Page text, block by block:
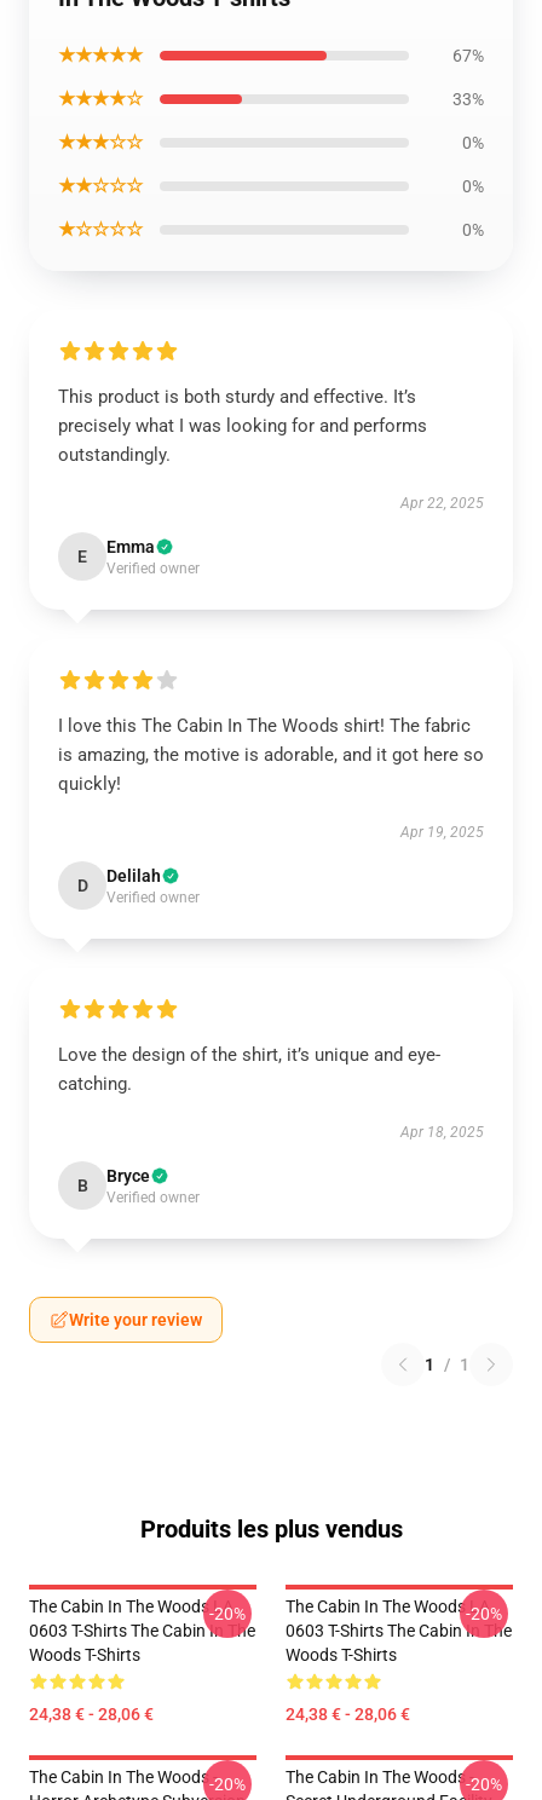
★★★★★ 67%
★★★★☆ 33%
★★★☆☆ 0%
★★☆☆☆ 0%
★☆☆☆☆ 0%
This product is both sturdy and effective. It’s
precisely what I was looking for and performs
outstandingly.
Apr 22, 2025
E Emma
Verified owner
I love this The Cabin In The Woods shirt! The fabric
is amazing, the motive is adorable, and it got here so
quickly!
Apr 19, 2025
D Delilah
Verified owner
Love the design of the shirt, it’s unique and eye-
catching.
Apr 18, 2025
B Bryce
Verified owner
Write your review
1 / 1
Produits les plus vendus
The Cabin In The Woods LA
0603 T-Shirts The Cabin In The
Woods T-Shirts
24,38 € - 28,06 €
-20%
The Cabin In The Woods LA
0603 T-Shirts The Cabin In The
Woods T-Shirts
24,38 € - 28,06 €
-20%
The Cabin In The Woods --20%
The Cabin In The Woods --20%